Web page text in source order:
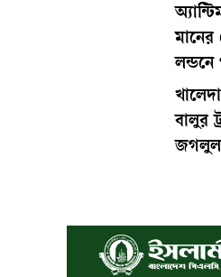
লন্ডনে
বালুর
জগলুল